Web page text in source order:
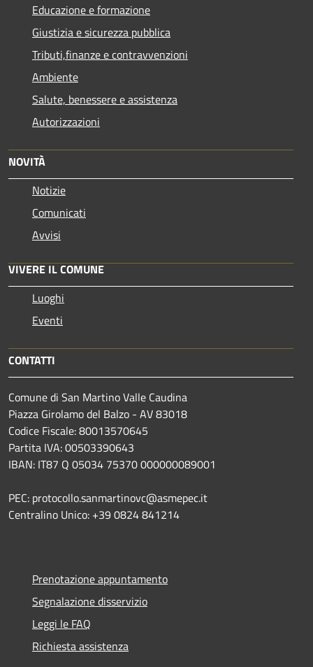
Educazione e formazione
Giustizia e sicurezza pubblica
Tributi,finanze e contravvenzioni
Ambiente
Salute, benessere e assistenza
Autorizzazioni
NOVITÀ
Notizie
Comunicati
Avvisi
VIVERE IL COMUNE
Luoghi
Eventi
CONTATTI
Comune di San Martino Valle Caudina
Piazza Girolamo del Balzo - AV 83018
Codice Fiscale: 80013570645
Partita IVA: 00503390643
IBAN: IT87 Q 05034 75370 000000089001
PEC: protocollo.sanmartinovc@asmepec.it
Centralino Unico: +39 0824 841214
Prenotazione appuntamento
Segnalazione disservizio
Leggi le FAQ
Richiesta assistenza